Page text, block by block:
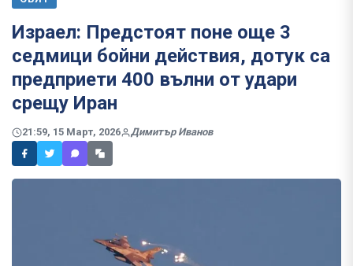
Израел: Предстоят поне още 3
седмици бойни действия, дотук са
предприети 400 вълни от удари
срещу Иран
21:59, 15 Март, 2026 Димитър Иванов